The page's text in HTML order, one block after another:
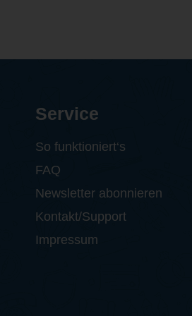
Service
So funktioniert‘s
FAQ
Newsletter abonnieren
Kontakt/Support
Impressum